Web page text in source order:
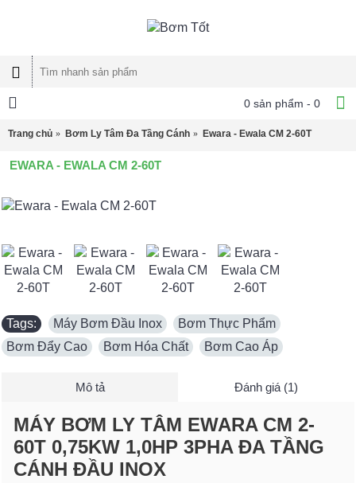
0 sản phẩm - 0
Trang chủ Bơm Ly Tâm Đa Tầng Cánh Ewara - Ewala CM 2-60T
EWARA - EWALA CM 2-60T
Tags: Máy Bơm Đầu Inox Bơm Thực Phẩm
Bơm Đẩy Cao
Bơm Hóa Chất Bơm Cao Áp
Mô tả Đánh giá (1)
MÁY BƠM LY TÂM EWARA CM 2-
60T 0,75KW 1,0HP 3PHA ĐA TẦNG
CÁNH ĐẦU INOX